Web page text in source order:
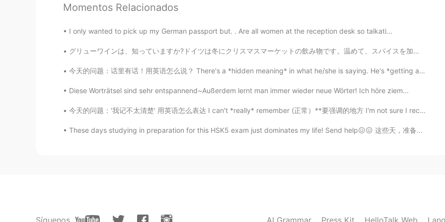
今天在一家兰州店的晚餐
我要说实话， 钱不是问题，有很棒， 好吃的东西我很愿意付很多。
我要说实话 。钱不是问题，当有很棒、好吃的东西时，我很愿意付很多。
我的 问题是这个菜也没怎么特别，我们下次不参加了。
但问题是 ，这个菜也没什么特别，我们下次不参加了。
EN DE CN JP PH
than 100 RMB...
Momentos Relacionados
I only wanted to pick up my German passport but. . Are all women at the reception desk so talkati...
グリューワインは、知っていますか?ドイツは冬にクリスマスマーケットの飲み物です。温めて、スパイスを加えて飲みます。とても美味しいです。ドイツのスーパーで非常に安いです。１本は１００円です。日本で...
今天的问题：话里有话！用英语怎么说？ There's a *hidden meaning* in what he/she is saying. He's *getting at* somet...
Diese Worträtsel sind sehr entspannend~Außerdem lernt man immer wieder neue Wörter! Ich höre ziem...
今天的问题：'我记不太清楚' 用英语怎么表达 I can't *really* remember (正常）**要强调的地方 I'm not sure I recall all too cle...
These days studying in preparation for this HSK5 exam just dominates my life! Send help😖😖 这些天，准备...
Síguenos AI Grammar Press Kit HelloTalk Web